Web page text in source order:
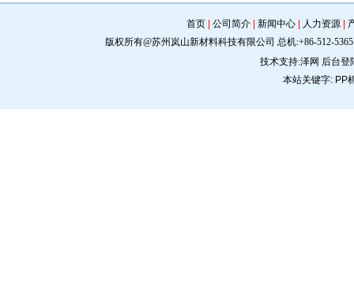
首页| 公司简介| 新闻中心| 人力资源|
版权所有@苏州岚山新材料科技有限公司 总机:+86-512-5365
技术支持:泽网 后台登
本站关键字: PP